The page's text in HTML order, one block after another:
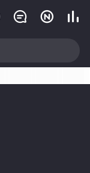
  